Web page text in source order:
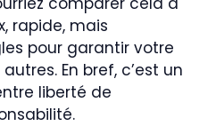
rapide, mais
pour garantir votre
En bref, c’est un
liberté de